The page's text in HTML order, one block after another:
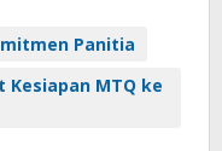
Panitia
Kesiapan MTQ ke